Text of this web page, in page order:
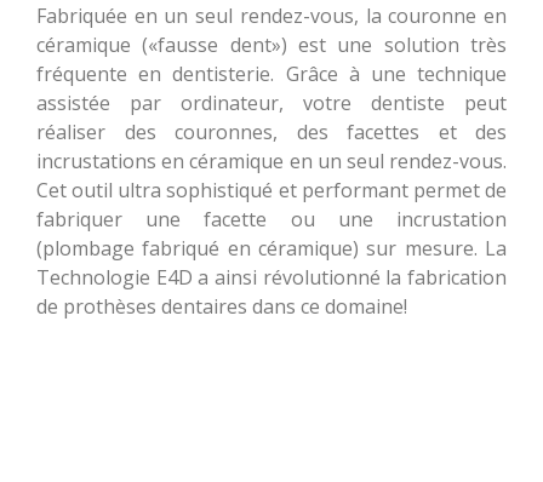
Fabriquée en un seul rendez-vous, la couronne en
céramique («fausse dent») est une solution très
fréquente en dentisterie. Grâce à une technique
assistée par ordinateur, votre dentiste peut
réaliser des couronnes, des facettes et des
incrustations en céramique en un seul rendez-vous.
Cet outil ultra sophistiqué et performant permet de
fabriquer une facette ou une incrustation
(plombage fabriqué en céramique) sur mesure. La
Technologie E4D a ainsi révolutionné la fabrication
de prothèses dentaires dans ce domaine!